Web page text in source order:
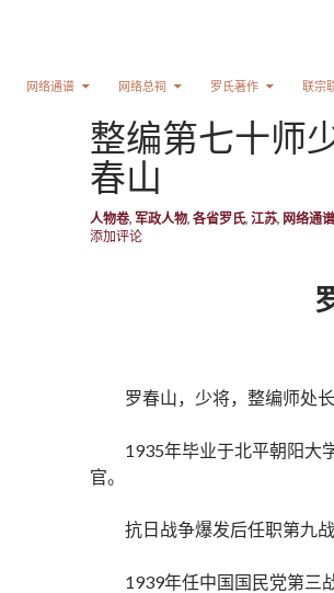
网络通谱 网络总祠 罗氏著作 联宗
整编第七十师
春山
人物卷, 军政人物, 各省罗氏, 江苏, 网络通谱
添加评论
罗春山，少将，整编师处
1935年毕业于北平朝阳大
官。
抗日战争爆发后任职第九战
1939年任中国国民党第三